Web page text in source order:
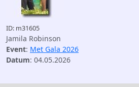
ID: m31605
Jamila Robinson
Event: Met Gala 2026
Datum: 04.05.2026